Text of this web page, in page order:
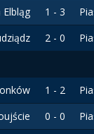
1 - 3
2 - 0
1 - 2
0 - 0